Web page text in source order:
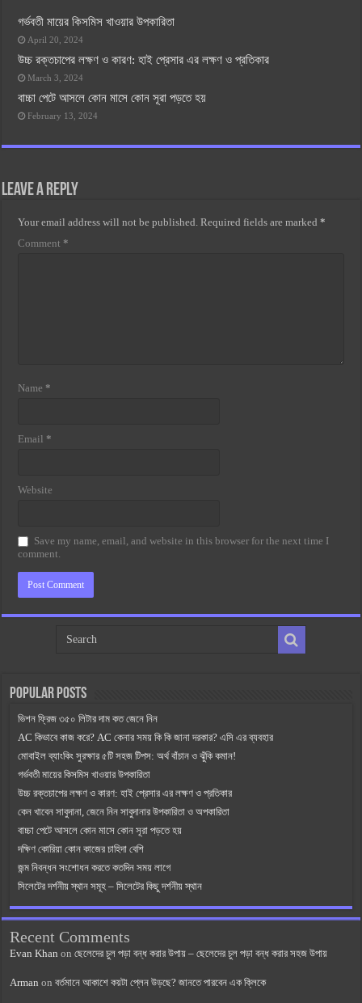
গর্ভবতী মায়ের কিসমিস খাওয়ার উপকারিতা
April 20, 2024
উচ্চ রক্তচাপের লক্ষণ ও কারণ: হাই প্রেসার এর লক্ষণ ও প্রতিকার
March 3, 2024
বাচ্চা পেটে আসলে কোন মাসে কোন সূরা পড়তে হয়
February 13, 2024
Leave a Reply
Your email address will not be published. Required fields are marked*
Comment *
Name *
Email *
Website
Save my name, email, and website in this browser for the next time I
comment.
Popular Posts
ভিশন ফ্রিজ ৩৫০ লিটার দাম কত জেনে নিন
AC কিভাবে কাজ করে? AC কেনার সময় কি কি জানা দরকার? এসি এর ব্যবহার
মোবাইল ব্যাংকিং সুরক্ষার ৫টি সহজ টিপস: অর্থ বাঁচান ও ঝুঁকি কমান!
গর্ভবতী মায়ের কিসমিস খাওয়ার উপকারিতা
উচ্চ রক্তচাপের লক্ষণ ও কারণ: হাই প্রেসার এর লক্ষণ ও প্রতিকার
কেন খাবেন সাবুদানা, জেনে নিন সাবুদানার উপকারিতা ও অপকারিতা
বাচ্চা পেটে আসলে কোন মাসে কোন সূরা পড়তে হয়
দক্ষিণ কোরিয়া কোন কাজের চাহিদা বেশি
জন্ম নিবন্ধন সংশোধন করতে কতদিন সময় লাগে
সিলেটের দর্শনীয় স্থান সমূহ – সিলেটের কিছু দর্শনীয় স্থান
Recent Comments
Evan Khan onছেলেদের চুল পড়া বন্ধ করার উপায় – ছেলেদের চুল পড়া বন্ধ করার সহজ উপায়
Arman onবর্তমানে আকাশে কয়টা প্লেন উড়ছে? জানতে পারবেন এক ক্লিকে